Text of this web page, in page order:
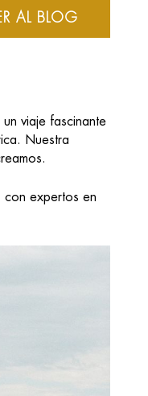
AL BLOG
viaje fascinante
Nuestra
con expertos en